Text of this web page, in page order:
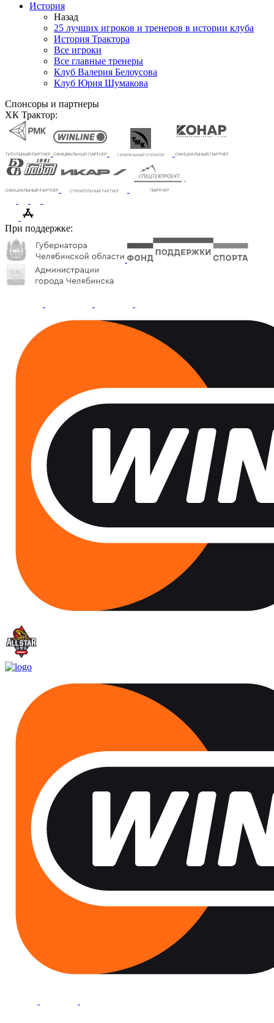
История
Назад
25 лучших игроков и тренеров в истории клуба
История Трактора
Все игроки
Все главные тренеры
Клуб Валерия Белоусова
Клуб Юрия Шумакова
Спонсоры и партнеры
ХК Трактор:
При поддержке: